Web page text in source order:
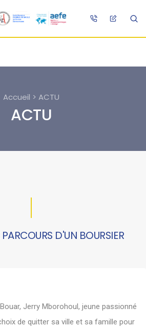
Accueil > ACTU
ACTU
D'UN BOURSIER
Jerry Mborohoul, jeune passionné
de quitter sa ville et sa famille pour